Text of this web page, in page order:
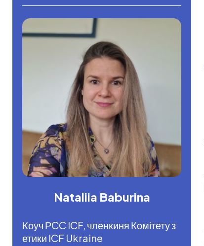
Nataliia Baburina
Коуч РCC ICF, членкиня Комітету з
етики ICF Ukraine